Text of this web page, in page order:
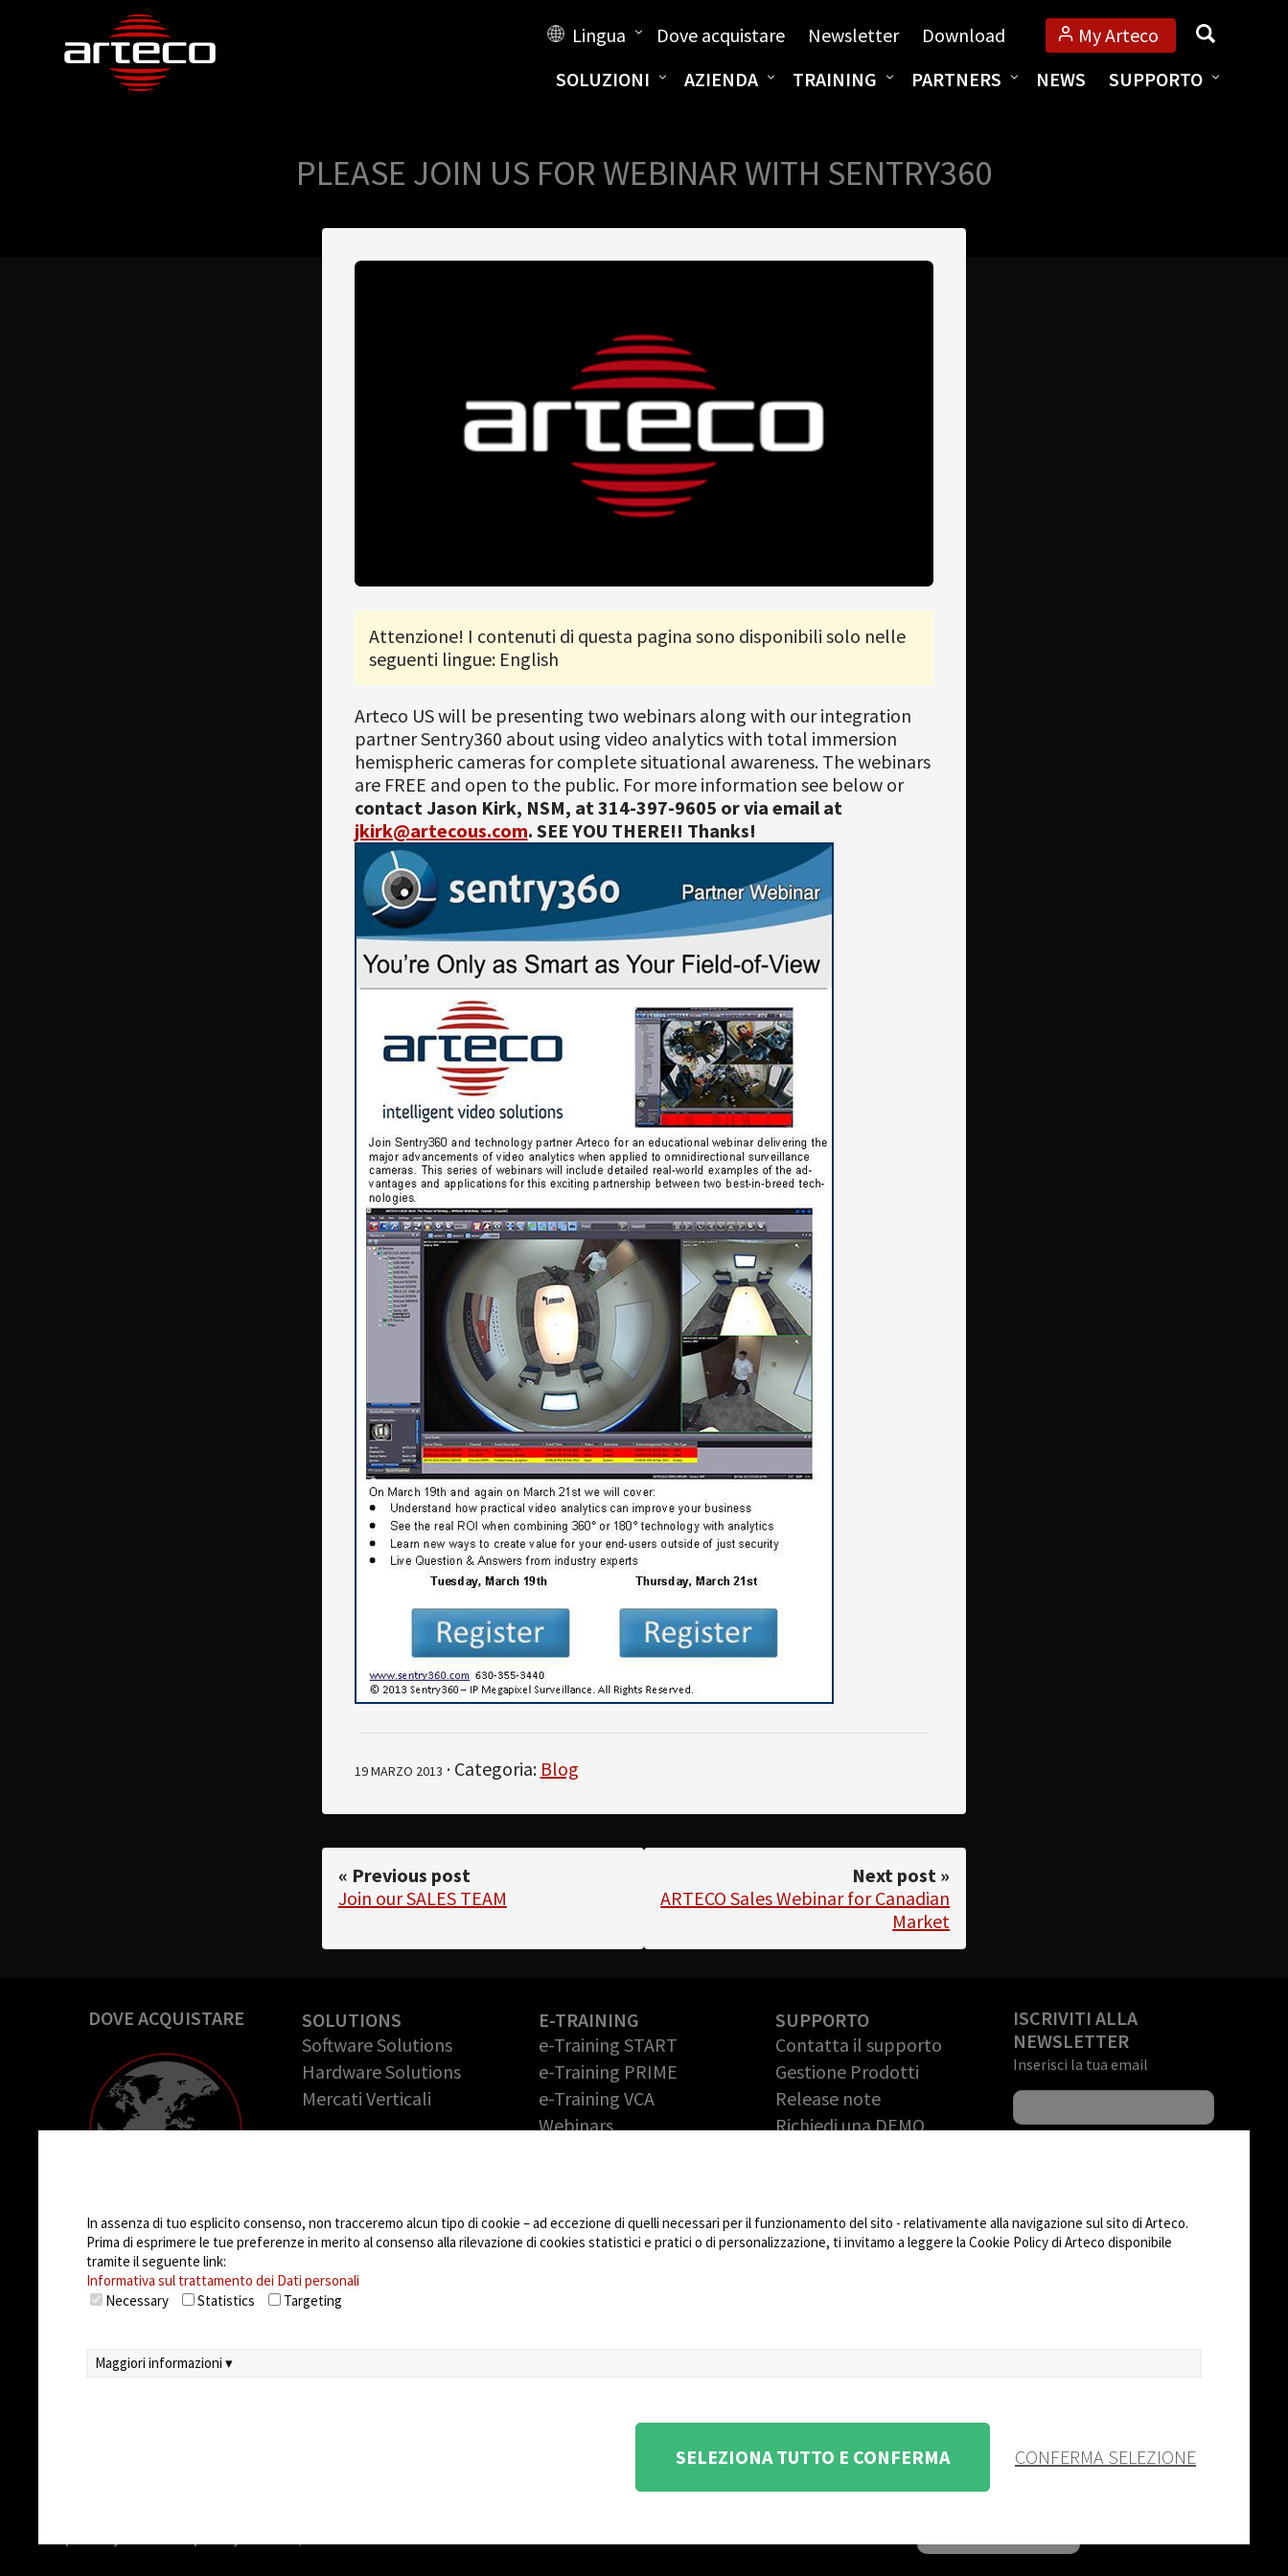
My Arteco
Dove acquistare Newsletter Download
Lingua Cerca
SOLUZIONI AZIENDA TRAINING PARTNERS NEWS SUPPORTO
PLEASE JOIN US FOR WEBINAR WITH SENTRY360
Attenzione! I contenuti di questa pagina sono disponibili solo nelle
seguenti lingue: English
Arteco US will be presenting two webinars along with our integration
partner Sentry360 about using video analytics with total immersion
hemispheric cameras for complete situational awareness. The webinars
are FREE and open to the public. For more information see below or
contact Jason Kirk, NSM, at 314-397-9605 or via email at
jkirk@artecous.com. SEE YOU THERE!! Thanks!
19 MARZO 2013 · Categoria: Blog
« Previous post
Join our SALES TEAM
Next post »
ARTECO Sales Webinar for Canadian
Market
DOVE ACQUISTARE
SOLUTIONS
Software Solutions
Hardware Solutions
Mercati Verticali
COMPANY
Opportunità di lavoro
E-TRAINING
e-Training START
e-Training PRIME
e-Training VCA
Webinars
Partner Program: fai
crescere il tuo business
SUPPORTO
Contatta il supporto
Gestione Prodotti
Release note
Richiedi una DEMO
DOWNLOAD
ISCRIVITI ALLA
NEWSLETTER
Inserisci la tua email
Partita IVA: 02814270399 - Sede Legale: Via Pana 180, 48018 Faenza (RA) Italy - REA: RA - 261533 -
In assenza di tuo esplicito consenso, non tracceremo alcun tipo di cookie – ad eccezione di quelli necessari per il funzionamento del sito - relativamente alla navigazione sul sito di Arteco.
Prima di esprimere le tue preferenze in merito al consenso alla rilevazione di cookies statistici e pratici o di personalizzazione, ti invitamo a leggere la Cookie Policy di Arteco disponibile
tramite il seguente link:
Informativa sul trattamento dei Dati personali
Necessary
Statistics Targeting
Maggiori informazioni ▾
SELEZIONA TUTTO E CONFERMA CONFERMA SELEZIONE